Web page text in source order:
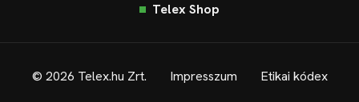
Telex Shop
© 2026 Telex.hu Zrt. Impresszum Etikai kódex